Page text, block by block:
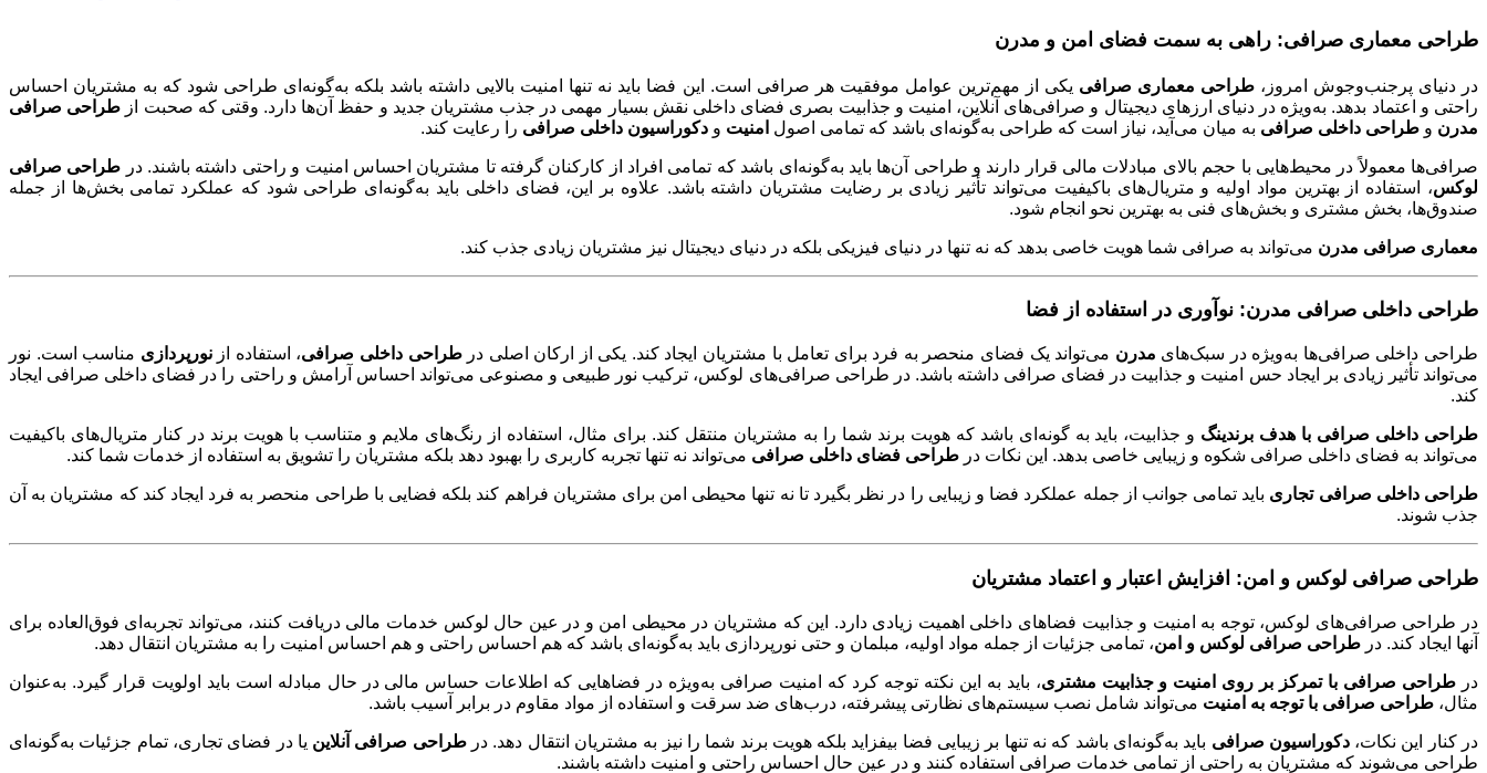
طراحی معماری صرافی: راهی به سمت فضای امن و مدرن
در دنیای پرجنب‌وجوش امروز،طراحی معماری صرافی یکی از مهم‌ترین عوامل موفقیت هر صرافی است. این فضا باید نه تنها امنیت بالایی داشته باشد بلکه به‌گونه‌ای طراحی شود که به مشتریان احساس
راحتی و اعتماد بدهد. به‌ویژه در دنیای ارزهای دیجیتال و صرافی‌های آنلاین، امنیت و جذابیت بصری فضای داخلی نقش بسیار مهمی در جذب مشتریان جدید و حفظ آن‌ها دارد. وقتی که صحبت از طراحی صرافی
مدرن و طراحی داخلی صرافی به میان می‌آید، نیاز است که طراحی به‌گونه‌ای باشد که تمامی اصول امنیت و دکوراسیون داخلی صرافی را رعایت کند.
صرافی‌ها معمولاً در محیط‌هایی با حجم بالای مبادلات مالی قرار دارند و طراحی آن‌ها باید به‌گونه‌ای باشد که تمامی افراد از کارکنان گرفته تا مشتریان احساس امنیت و راحتی داشته باشند. در طراحی صرافی
لوکس، استفاده از بهترین مواد اولیه و متریال‌های باکیفیت می‌تواند تأثیر زیادی بر رضایت مشتریان داشته باشد. علاوه بر این، فضای داخلی باید به‌گونه‌ای طراحی شود که عملکرد تمامی بخش‌ها از جمله
صندوق‌ها، بخش مشتری و بخش‌های فنی به بهترین نحو انجام شود.
معماری صرافی مدرن می‌تواند به صرافی شما هویت خاصی بدهد که نه تنها در دنیای فیزیکی بلکه در دنیای دیجیتال نیز مشتریان زیادی جذب کند.
طراحی داخلی صرافی مدرن: نوآوری در استفاده از فضا
طراحی داخلی صرافی‌ها به‌ویژه در سبک‌های مدرن می‌تواند یک فضای منحصر به فرد برای تعامل با مشتریان ایجاد کند. یکی از ارکان اصلی درطراحی داخلی صرافی، استفاده ازنورپردازی مناسب است. نور
می‌تواند تأثیر زیادی بر ایجاد حس امنیت و جذابیت در فضای صرافی داشته باشد. در طراحی صرافی‌های لوکس، ترکیب نور طبیعی و مصنوعی می‌تواند احساس آرامش و راحتی را در فضای داخلی صرافی ایجاد
کند.
طراحی داخلی صرافی با هدف برندینگ و جذابیت، باید به گونه‌ای باشد که هویت برند شما را به مشتریان منتقل کند. برای مثال، استفاده از رنگ‌های ملایم و متناسب با هویت برند در کنار متریال‌های باکیفیت
می‌تواند به فضای داخلی صرافی شکوه و زیبایی خاصی بدهد. این نکات در طراحی فضای داخلی صرافی می‌تواند نه تنها تجربه کاربری را بهبود دهد بلکه مشتریان را تشویق به استفاده از خدمات شما کند.
طراحی داخلی صرافی تجاری باید تمامی جوانب از جمله عملکرد فضا و زیبایی را در نظر بگیرد تا نه تنها محیطی امن برای مشتریان فراهم کند بلکه فضایی با طراحی منحصر به فرد ایجاد کند که مشتریان به آن
جذب شوند.
طراحی صرافی لوکس و امن: افزایش اعتبار و اعتماد مشتریان
در طراحی صرافی‌های لوکس، توجه به امنیت و جذابیت فضاهای داخلی اهمیت زیادی دارد. این که مشتریان در محیطی امن و در عین حال لوکس خدمات مالی دریافت کنند، می‌تواند تجربه‌ای فوق‌العاده برای
آنها ایجاد کند. در طراحی صرافی لوکس و امن، تمامی جزئیات از جمله مواد اولیه، مبلمان و حتی نورپردازی باید به‌گونه‌ای باشد که هم احساس راحتی و هم احساس امنیت را به مشتریان انتقال دهد.
در طراحی صرافی با تمرکز بر روی امنیت و جذابیت مشتری، باید به این نکته توجه کرد که امنیت صرافی به‌ویژه در فضاهایی که اطلاعات حساس مالی در حال مبادله است باید اولویت قرار گیرد. به‌عنوان
مثال، طراحی صرافی با توجه به امنیت می‌تواند شامل نصب سیستم‌های نظارتی پیشرفته، درب‌های ضد سرقت و استفاده از مواد مقاوم در برابر آسیب باشد.
در کنار این نکات،دکوراسیون صرافی باید به‌گونه‌ای باشد که نه تنها بر زیبایی فضا بیفزاید بلکه هویت برند شما را نیز به مشتریان انتقال دهد. درطراحی صرافی آنلاین یا در فضای تجاری، تمام جزئیات به‌گونه‌ای
طراحی می‌شوند که مشتریان به راحتی از تمامی خدمات صرافی استفاده کنند و در عین حال احساس راحتی و امنیت داشته باشند.